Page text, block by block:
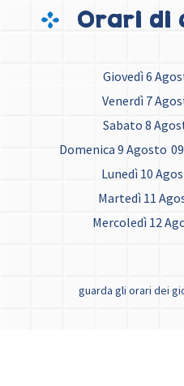
Orari di
Giovedì 6
Venerdì 7
Sabato 8
Domenica 9 Agosto
Lunedì 10
Martedì 11
Mercoledì 12
guarda gli orari dei